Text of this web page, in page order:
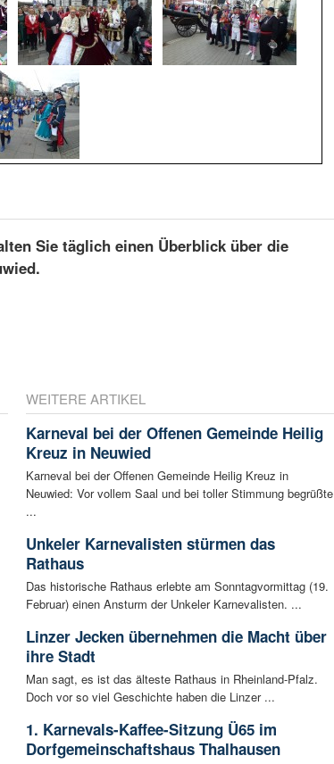
Sie täglich einen Überblick über die
WEITERE ARTIKEL
Karneval bei der Offenen Gemeinde Heilig
Kreuz in Neuwied
Karneval bei der Offenen Gemeinde Heilig Kreuz in
Neuwied: Vor vollem Saal und bei toller Stimmung begrüßte
...
Unkeler Karnevalisten stürmen das
Rathaus
Das historische Rathaus erlebte am Sonntagvormittag (19.
Februar) einen Ansturm der Unkeler Karnevalisten. ...
Linzer Jecken übernehmen die Macht über
ihre Stadt
Man sagt, es ist das älteste Rathaus in Rheinland-Pfalz.
Doch vor so viel Geschichte haben die Linzer ...
1. Karnevals-Kaffee-Sitzung Ü65 im
Dorfgemeinschaftshaus Thalhausen